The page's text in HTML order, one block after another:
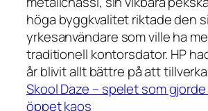
höga byggkvalitet riktade den
yrkesanvändare som ville ha
traditionell kontorsdator. HP
år blivit allt bättre på att
Skool Daze – spelet som
öppet kaos